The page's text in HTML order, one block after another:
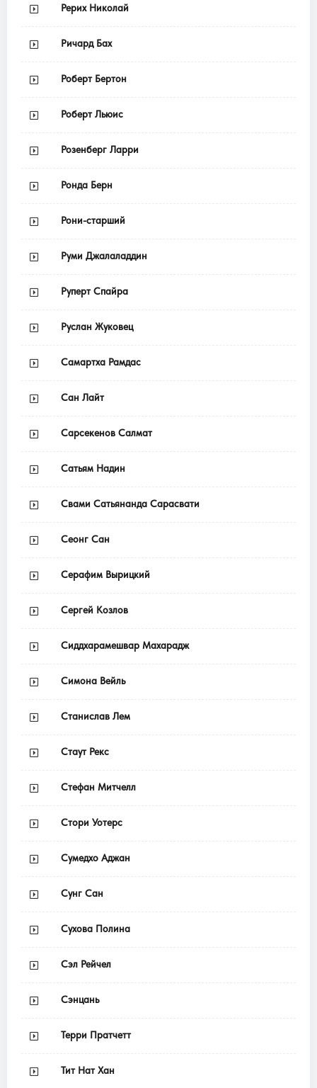
Рерих Николай
Ричард Бах
Роберт Бертон
Роберт Льюис
Розенберг Ларри
Ронда Берн
Рони-старший
Руми Джалаладдин
Руперт Спайра
Руслан Жуковец
Самартха Рамдас
Сан Лайт
Сарсекенов Салмат
Сатьям Надин
Свами Сатьянанда Сарасвати
Сеонг Сан
Серафим Вырицкий
Сергей Козлов
Сиддхарамешвар Махарадж
Симона Вейль
Станислав Лем
Стаут Рекс
Стефан Митчелл
Стори Уотерс
Сумедхо Аджан
Сунг Сан
Сухова Полина
Сэл Рейчел
Сэнцань
Терри Пратчетт
Тит Нат Хан